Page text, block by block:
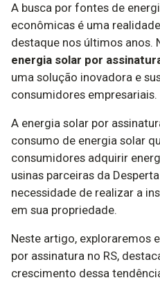
A busca por fontes de
econômicas é uma
destaque nos últimos anos.
energia solar por
uma solução inovadora e
consumidores empresariais.
A energia solar por
consumo de energia solar
consumidores adquirir
usinas parceiras da
necessidade de realizar a
em sua propriedade.
Neste artigo, exploraremos
por assinatura no RS,
crescimento dessa